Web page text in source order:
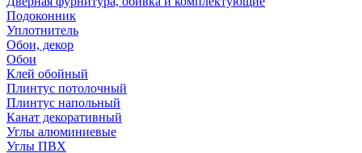
Подоконник
Уплотнитель
Обои, декор
Обои
Клей обойный
Плинтус потолочный
Плинтус напольный
Канат декоративный
Углы алюминиевые
Углы ПВХ